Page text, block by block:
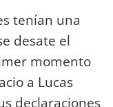
tenían una
desate el
momento
a Lucas
declaraciones